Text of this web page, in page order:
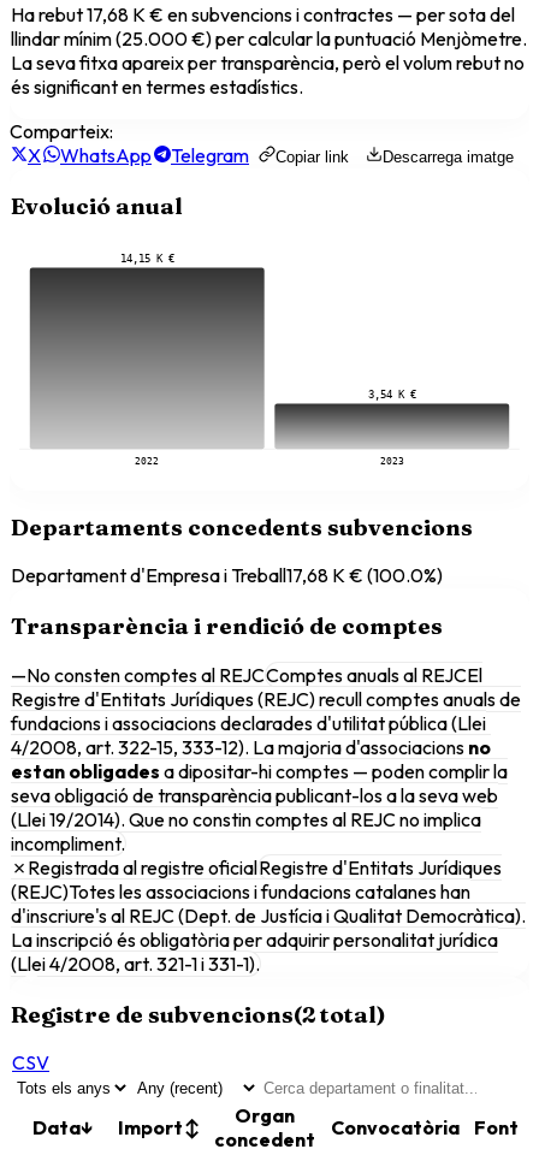
Ha rebut17,68 K € en subvencions i contractes — per sota del
llindar mínim (25.000 €) per calcular la puntuació Menjòmetre.
La seva fitxa apareix per transparència, però el volum rebut no
és significant en termes estadístics.
Comparteix:
X
WhatsApp Telegram Copiar link Descarrega imatge
Evolució anual
14,15 K €
2022
3,54 K €
2023
Departaments concedents subvencions
Departament d'Empresa i Treball17,68 K € (100.0%)
Transparència i rendició de comptes
—No consten comptes al REJCComptes anuals al REJCEl
Registre d'Entitats Jurídiques (REJC) recull comptes anuals de
fundacions i associacions declarades d'utilitat pública (Llei
4/2008, art. 322-15, 333-12). La majoria d'associacions no
estan obligades a dipositar-hi comptes — poden complir la
seva obligació de transparència publicant-los a la seva web
(Llei 19/2014). Que no constin comptes al REJC no implica
incompliment.
✗ Registrada al registre oficialRegistre d'Entitats Jurídiques
(REJC)Totes les associacions i fundacions catalanes han
d'inscriure's al REJC (Dept. de Justícia i Qualitat Democràtica).
La inscripció és obligatòria per adquirir personalitat jurídica
(Llei 4/2008, art. 321-1 i 331-1).
Registre de subvencions(2total)
CSV
Data↓ Import↕
Organ
concedent
Convocatòria Font